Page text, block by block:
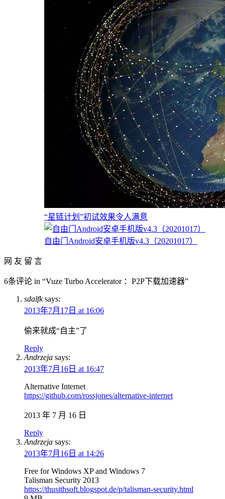
“星链计划”初试效果令人满意
自由门Android安卓手机版v4.3（20201017）
网 友 留 言
6条评论 in “Vuze Turbo Accelerator ：P2P下载加速器”
sdalfk says:
2013年7月17日 at 16:06
偷来就成“自主”了
Reply
Andrzeja says:
2013年7月16日 at 16:47
Alternative Internet
https://github.com/rossjones/alternative-internet
2013 年 7 月 16 日
Reply
Andrzeja says:
2013年7月16日 at 14:26
Free for Windows XP and Windows 7
Talisman Security 2013
https://thusithsoft.blogspot.de/p/talisman-security.html